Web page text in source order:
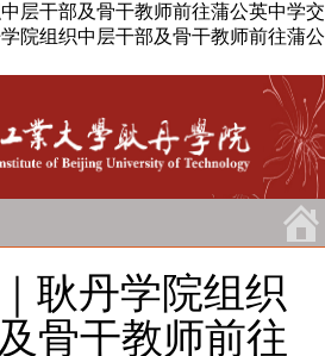
层干部及骨干教师前往蒲公英中学交
院组织中层干部及骨干教师前往蒲公
耿丹学院组织
骨干教师前往